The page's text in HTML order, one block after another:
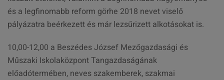
és a legfinomabb reform görhe 2018 nevet viselő
pályázatra beérkezett és már lezsűrizett alkotásokat is.
10,00-12,00 a Beszédes József Mezőgazdasági és
Műszaki Iskolaközpont Tangazdaságának
előadótermében, neves szakemberek, szakmai